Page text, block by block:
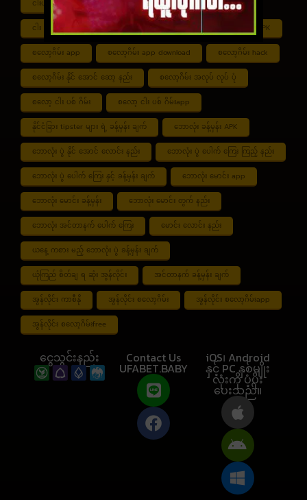
ငါးပစ်ဂိမ်း App download ငါး ပစ် ဂိမ်း link
ငါး ပစ် ဂိမ်း ဆော့ နည်း ငါး ပစ် ဂိမ်း ပိုက်ဆံ ရ စလော့ဂိမ်း APK
စလော့ဂိမ်း app စလော့ဂိမ်း app download စလော့ဂိမ်း hack
စလော့ဂိမ်း နိုင် အောင် ဆော့ နည်း စလော့ဂိမ်း အလုပ် လုပ် ပုံ
စလော့ ငါး ပစ် ဂိမ်း စလော့ ငါး ပစ် ဂိမ်းapp
နိုင်ငံခြား tipster များ ရဲ့ ခန့်မှန်း ချက် ဘောလုံး ခန့်မှန်း APK
ဘောလုံး ပွဲ နိုင် အောင် လောင်း နည်း ဘောလုံး ပွဲ ပေါက် ကြေး ကြည့် နည်း
ဘောလုံး ပွဲ ပေါက် ကြေး နှင့် ခန့်မှန်း ချက် ဘောလုံး မောင်း app
ဘောလုံး မောင်း ခန့်မှန်း ဘောလုံး မောင်း တွက် နည်း
ဘောလုံး အင်တာနက် ပေါက် ကြေး မောင်း လောင်း နည်း
ယနေ့ ကစား မည့် ဘောလုံး ပွဲ ခန့်မှန်း ချက်
ယုံကြည် စိတ်ချ ရ ဆုံး အွန်လိုင်း အင်တာနက် ခန့်မှန်း ချက်
အွန်လိုင်း ကာစီနို အွန်လိုင်း စလော့ဂိမ်း အွန်လိုင်း စလော့ဂိမ်းapp
အွန်လိုင်း စလော့ဂိမ်းfree
ငွေသွင်းနည်း Contact Us
UFABET.BABY
iOS၊ Android
နှင့် PC နှစ်မျိုး
လုံးကို ပံ့ပိုး
ပေးသည်။